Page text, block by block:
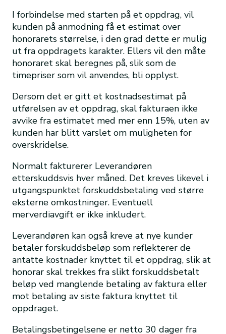
I forbindelse med starten på et oppdrag, vil
kunden på anmodning få et estimat over
honorarets størrelse, i den grad dette er mulig
ut fra oppdragets karakter. Ellers vil den måte
honoraret skal beregnes på, slik som de
timepriser som vil anvendes, bli opplyst.
Dersom det er gitt et kostnadsestimat på
utførelsen av et oppdrag, skal fakturaen ikke
avvike fra estimatet med mer enn 15%, uten av
kunden har blitt varslet om muligheten for
overskridelse.
Normalt fakturerer Leverandøren
etterskuddsvis hver måned. Det kreves likevel i
utgangspunktet forskuddsbetaling ved større
eksterne omkostninger. Eventuell
merverdiavgift er ikke inkludert.
Leverandøren kan også kreve at nye kunder
betaler forskuddsbeløp som reflekterer de
antatte kostnader knyttet til et oppdrag, slik at
honorar skal trekkes fra slikt forskuddsbetalt
beløp ved manglende betaling av faktura eller
mot betaling av siste faktura knyttet til
oppdraget.
Betalingsbetingelsene er netto 30 dager fra